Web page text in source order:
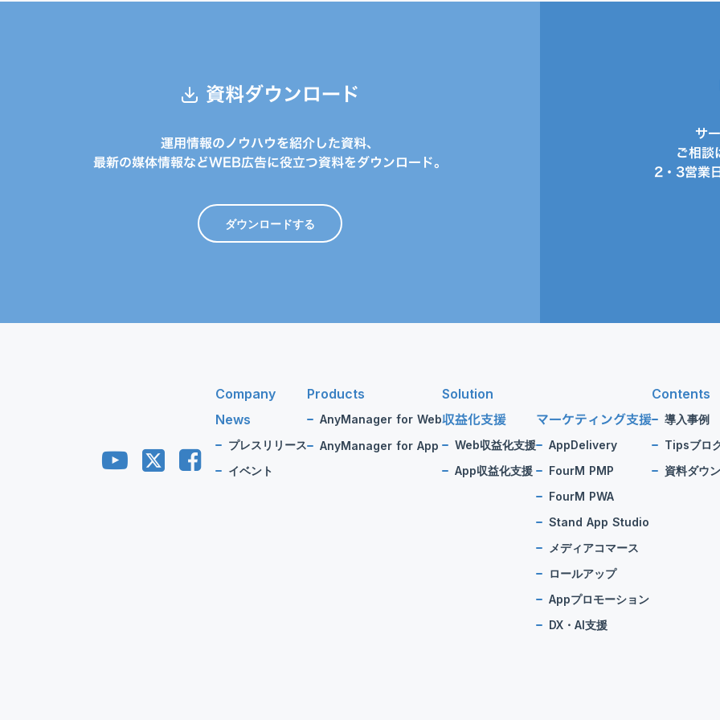
資料ダウンロード
運用情報のノウハウを紹介した資料、
最新の媒体情報などWEB広告に役立つ資料をダウンロード。
ダウンロードする
サ
ご相談
2・3営業
Company
News
プレスリリース
イベント
Products
AnyManager for Web
AnyManager for App
Solution
収益化支援
Web収益化支援
App収益化支援
マーケティング支援
AppDelivery
FourM PMP
FourM PWA
Stand App Studio
メディアコマース
ロールアップ
Appプロモーション
DX・AI支援
Contents
導入事例
Tipsブロ
資料ダウ